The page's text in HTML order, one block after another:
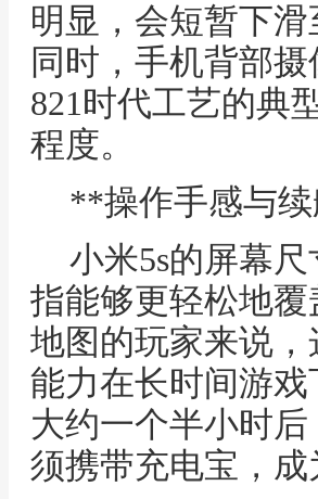
明显，会短暂下
同时，手机背部
821时代工艺的典
程度。
**操作手感与
小米5s的屏幕
指能够更轻松地
地图的玩家来说
能力在长时间游
大约一个半小时
须携带充电宝，